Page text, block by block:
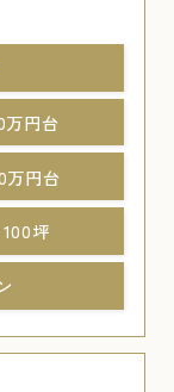
円台
万円台
坪